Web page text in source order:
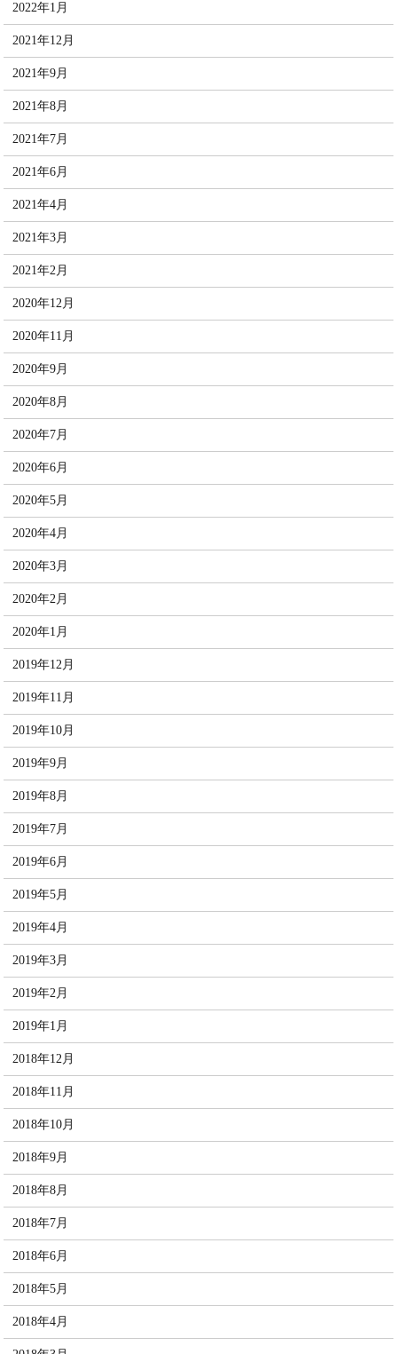
2022年1月
2021年12月
2021年9月
2021年8月
2021年7月
2021年6月
2021年4月
2021年3月
2021年2月
2020年12月
2020年11月
2020年9月
2020年8月
2020年7月
2020年6月
2020年5月
2020年4月
2020年3月
2020年2月
2020年1月
2019年12月
2019年11月
2019年10月
2019年9月
2019年8月
2019年7月
2019年6月
2019年5月
2019年4月
2019年3月
2019年2月
2019年1月
2018年12月
2018年11月
2018年10月
2018年9月
2018年8月
2018年7月
2018年6月
2018年5月
2018年4月